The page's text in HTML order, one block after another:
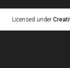
Licensed under